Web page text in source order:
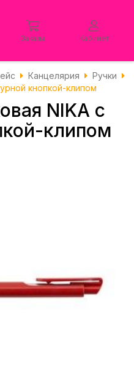
Заказы Кабинет
Канцелярия
Ручки
кнопкой-клипом
NIKA с
клипом